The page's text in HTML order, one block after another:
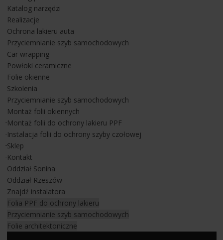
Katalog narzędzi
Realizacje
Ochrona lakieru auta
Przyciemnianie szyb samochodowych
Car wrapping
Powłoki ceramiczne
Folie okienne
Szkolenia
Przyciemnianie szyb samochodowych
Montaż folii okiennych
Montaż folii do ochrony lakieru PPF
Instalacja folii do ochrony szyby czołowej
Sklep
Kontakt
Oddział Sonina
Oddział Rzeszów
Znajdź instalatora
Folia PPF do ochrony lakieru
Przyciemnianie szyb samochodowych
Folie architektoniczne
Cała karoseria Maybacha została pokryta
ochronną LLumar PPF Valor
premium, które oferuje maksymalną ochronę i wyjątkowy
efekt wizualny. Tosamoregenerująca się folia ochronna
nowej generacji, łącząca zalety
PPF . Dzięki technologii self-healing, drobne zarysowania
znikają pod wpływem ciepła, a powierzchnia lakieru pozostaje
Folia LLumar Valor skutecznie chroni lakier przed:
- odpryskami kamieni i żwiru,
- zarysowaniami mechanicznymi,
- promieniowaniem UV, solą drogową i owadami,
- szkodliwym wpływem czynników atmosferycznych.
Dodatkowo, zintegrowana
że brud, kurz i woda nie przywierają do powierzchni, co
znacząco ułatwia codzienną pielęgnację. Efekt? Lustrzany
połysk i głębia koloru, która podkreśla elegancką linię
nadwozia Mercedes-Maybacha.